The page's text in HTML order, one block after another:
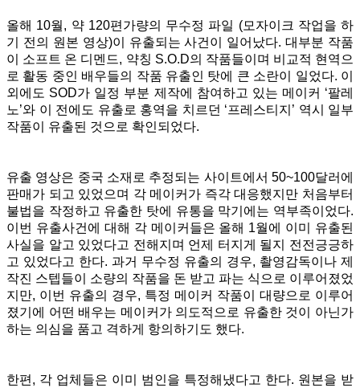
올해 10월, 약 120편가량의 무수정 파일 (모자이크 작업을 하
기 전의 원본 영상)이 유출되는 사건이 일어났다. 대부분 작품
이 소프트 온 디멘드, 약칭 S.O.D의 작품들이며 비교적 현역으
로 활동 중인 배우들의 작품 유출인 탓에 큰 소란이 일었다. 이
외에도 SOD가 일정 부분 제작에 참여하고 있는 메이커 ‘팔레
노’와 이 전에도 유출로 홍역을 치르던 ‘프레스티지’ 역시 일부
작품이 유출된 것으로 확인되었다.
유출 영상은 중국 소재로 추정되는 사이트에서 50~100달러에
판매가 되고 있었으며 각 메이커가 즉각 대응했지만 처음부터
불법을 작정하고 유출한 탓에 유통을 막기에는 역부족이었다.
이번 유출사건에 대해 각 메이커들은 올해 1월에 이미 유출된
사실을 알고 있었다고 전해지며 언제 터지게 될지 전전긍긍하
고 있었다고 한다. 과거 무수정 유출의 경우, 촬영감독이나 제
작진 스텝들이 소량의 작품을 돈 받고 파는 식으로 이루어졌었
지만, 이번 유출의 경우, 특정 메이커 작품이 대량으로 이루어
졌기에 어떤 배우는 메이커가 의도적으로 유출한 것이 아닌가
하는 의심을 품고 격하게 항의하기도 했다.
한편, 각 업체들은 이미 범인을 특정해냈다고 한다. 원본을 받